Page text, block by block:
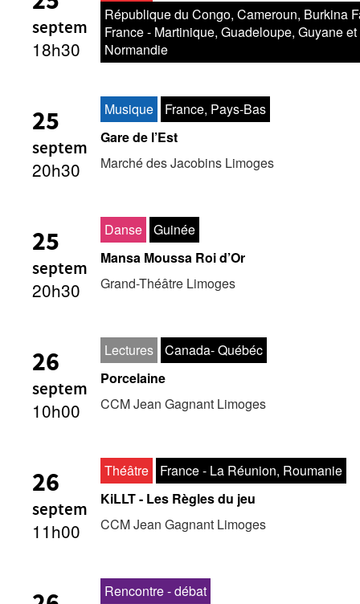
septem
18h30
République du Congo, Cameroun, Burkina
France - Martinique, Guadeloupe, Guyane et
Normandie
Le Silence des tabous
Jean Moulin - MAD Limoges
25
septem
20h30
Musique
France, Pays-Bas
Gare de l’Est
Marché des Jacobins Limoges
25
septem
20h30
Danse
Guinée
Mansa Moussa Roi d’Or
Grand-Théâtre Limoges
26
septem
10h00
Lectures
Canada- Québéc
Porcelaine
CCM Jean Gagnant Limoges
26
septem
11h00
Théâtre
France - La Réunion, Roumanie
KiLLT - Les Règles du jeu
CCM Jean Gagnant Limoges
Rencontre - débat